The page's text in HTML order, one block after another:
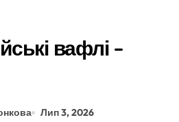
вафлі –
Лип 3, 2026